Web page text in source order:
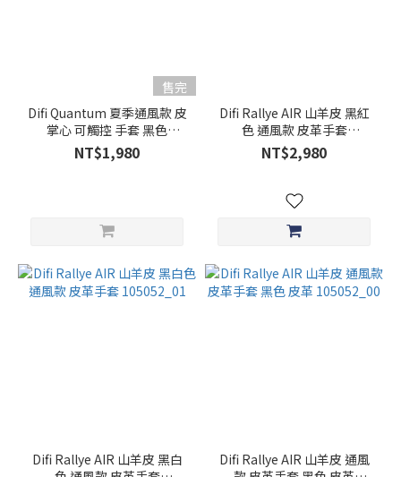
寸
L
(25)
M
(7)
售完
Difi Quantum 夏季通風款 皮
掌心 可觸控 手套 黑色
105076_00
NT$1,980
Difi Rallye AIR 山羊皮 黑紅
色 通風款 皮革手套
105052_06
NT$2,980
Difi Rallye AIR 山羊皮 黑白
Difi Rallye AIR 山羊皮 通風